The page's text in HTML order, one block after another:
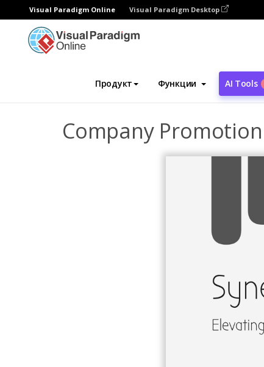
Visual Paradigm Online Visual Paradigm Desktop
Продукт Функции AI Tools
Инструмент графического дизайна
Company